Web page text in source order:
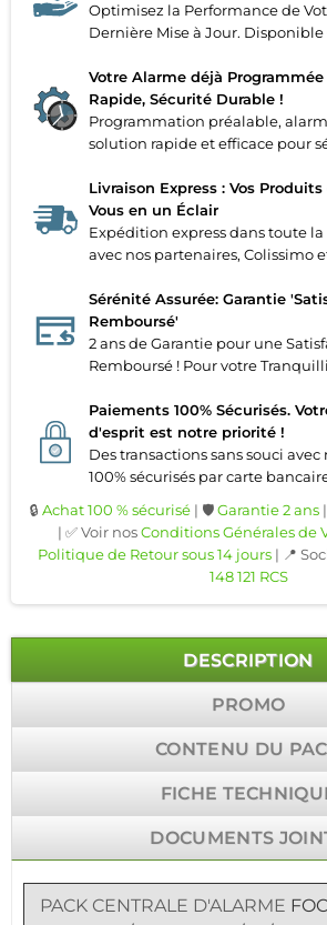
Optimisez la Performance de
Dernière Mise à Jour.
Votre Alarme déjà
Rapide, Sécurité Durable !
Programmation préalable,
solution rapide et efficace pour
Livraison Express : Vos
Vous en un Éclair
Expédition express dans toute la
avec nos partenaires, Colissimo
Sérénité Assurée: Garantie
Remboursé'
2 ans de Garantie pour une
Remboursé ! Pour votre
Paiements 100% Sécurisés.
d'esprit est notre priorité !
Des transactions sans souci
100% sécurisés par carte
🔒 Achat 100 % sécurisé | 🛡️Garantie 2 ans
| ✅ Voir nosConditions Générales de
Politique de Retour sous 14 jours | 📍
148 121 RCS
DESCRIPTION
PROMO
CONTENU DU
FICHE
DOCUMENTS
PACK CENTRALE D'ALARME